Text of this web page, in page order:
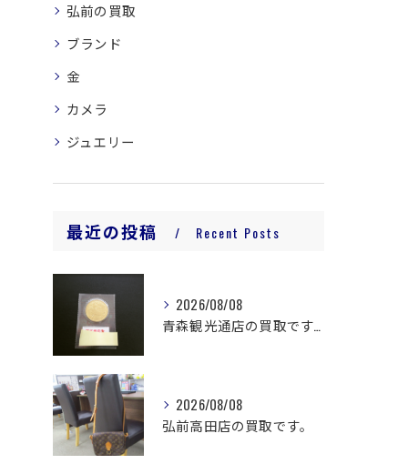
弘前の買取
ブランド
金
カメラ
ジュエリー
最近の投稿 Recent Posts
2026/08/08
青森観光通店の買取です。
2026/08/08
弘前高田店の買取です。